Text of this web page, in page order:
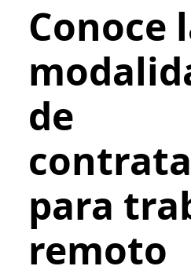
Conoce
de
para
remoto